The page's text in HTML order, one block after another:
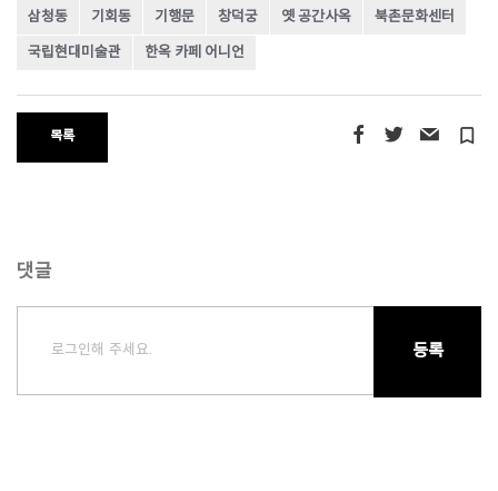
삼청동 기회동 기행문 창덕궁 옛 공간사옥 북촌문화센터
국립현대미술관 한옥 카페 어니언
목록 turned_in_not
댓글
로그인해 주세요. 등록